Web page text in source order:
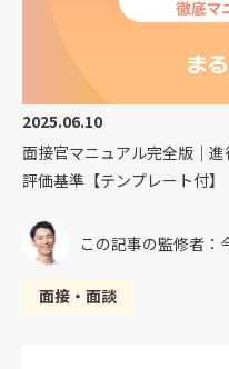
2025.06.10
面接官マニュアル完全版｜
評価基準【テンプレート付】
この記事の監修者：
面接・面談